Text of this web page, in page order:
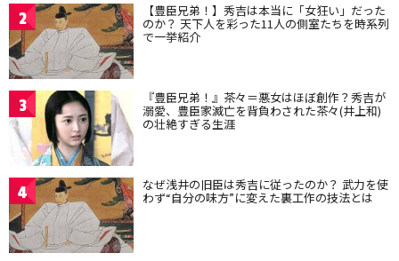
2 【豊臣兄弟！】秀吉は本当に「女狂い」だった
のか？ 天下人を彩った11人の側室たちを時系列
で一挙紹介
3 『豊臣兄弟！』茶々＝悪女はほぼ創作？秀吉が
溺愛、豊臣家滅亡を背負わされた茶々(井上和)
の壮絶すぎる生涯
4 なぜ浅井の旧臣は秀吉に従ったのか？ 武力を使
わず“自分の味方”に変えた裏工作の技法とは